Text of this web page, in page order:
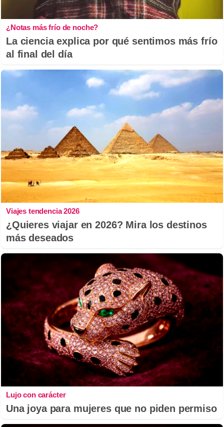
¿Notas más frío de noche?
La ciencia explica por qué sentimos más frío
al final del día
Viajes tendencia 2026
¿Quieres viajar en 2026? Mira los destinos
más deseados
Lujo con carácter
Una joya para mujeres que no piden permiso